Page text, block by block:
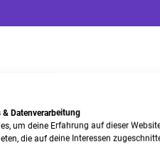
Datenverarbeitung
um deine Erfahrung auf dieser
die auf deine Interessen